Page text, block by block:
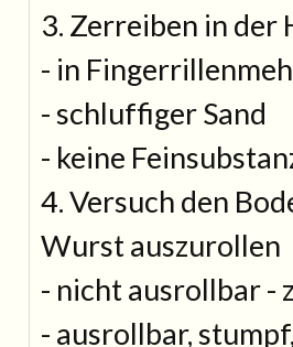
3. Zerreiben in der
- in
- schluffiger Sand
- keine
4. Versuch den
Wurst auszurollen
- nicht ausrollbar -
- ausrollbar,